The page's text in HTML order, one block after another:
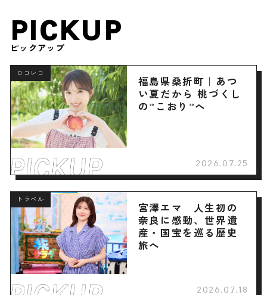
PICKUP
ピックアップ
ロコレコ
福島県桑折町｜あつ
い夏だから 桃づくし
の”こおり”へ
2026.07.25
トラベル
宮澤エマ 人生初の
奈良に感動、世界遺
産・国宝を巡る歴史
旅へ
2026.07.18